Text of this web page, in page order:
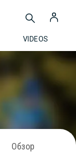
VIDEOS
Обзор